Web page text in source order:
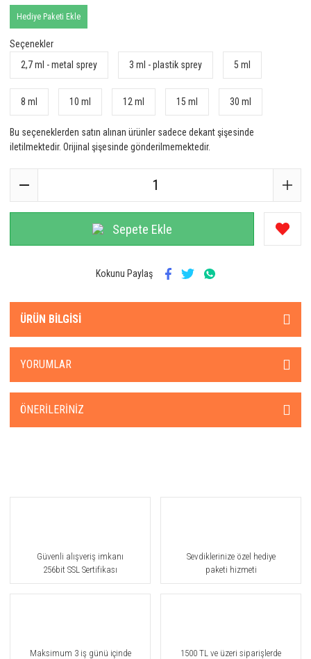
Hediye Paketi Ekle
Seçenekler
2,7 ml - metal sprey
3 ml - plastik sprey 5 ml
8 ml 10 ml 12 ml 15 ml 30 ml
Bu seçeneklerden satın alınan ürünler sadece dekant şişesinde
iletilmektedir. Orijinal şişesinde gönderilmemektedir.
Sepete Ekle
Kokunu Paylaş
ÜRÜN BILGISI
YORUMLAR
ÖNERILERINIZ
Güvenli alışveriş imkanı
256bit SSL Sertifikası
Sevdiklerinize özel hediye
paketi hizmeti
Maksimum 3 iş günü içinde
1500 TL ve üzeri siparişlerde